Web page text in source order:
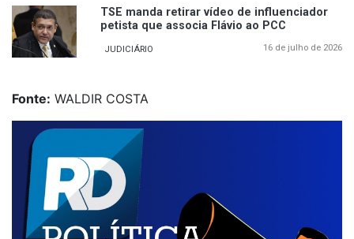
TSE manda retirar vídeo de influenciador
petista que associa Flávio ao PCC
JUDICIÁRIO 16 de julho de 2026
Fonte: WALDIR COSTA